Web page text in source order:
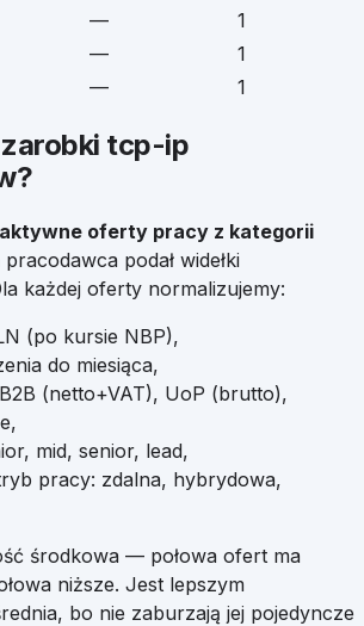
—
1
—
1
— 1
tcp-ip
?
aktywne oferty pracy z kategorii
podał widełki
każdej oferty normalizujemy:
(po kursie NBP),
do miesiąca,
(netto+VAT), UoP (brutto),
mid, senior, lead,
pracy: zdalna, hybrydowa,
środkowa — połowa ofert ma
niższe. Jest lepszym
bo nie zaburzają jej pojedyncze